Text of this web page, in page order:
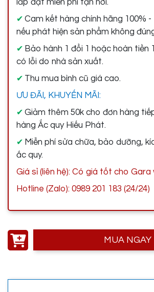
lắp đặt miễn phí tận nơi.
✔ Cam kết hàng chính hãng 100%
nếu phát hiện sản phẩm không
✔ Bảo hành 1 đổi 1 hoặc hoàn tiền
có lỗi do nhà sản xuất.
✔ Thu mua bình cũ giá cao.
ƯU ĐÃI, KHUYẾN MÃI:
✔ Giảm thêm 50k cho đơn hàng
hàng Ắc quy Hiếu Phát.
✔ Miễn phí sửa chữa, bảo dưỡng,
ắc quy.
Giá sỉ (liên hệ): Có giá tốt cho Gara
Hotline (Zalo): 0989 201 183 (24/24)
MUA NGAY